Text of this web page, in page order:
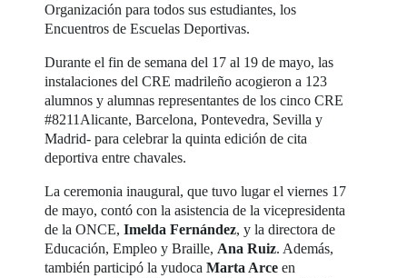
Organización para todos sus estudiantes, los
Encuentros de Escuelas Deportivas.
Durante el fin de semana del 17 al 19 de mayo, las
instalaciones del CRE madrileño acogieron a 123
alumnos y alumnas representantes de los cinco CRE
#8211Alicante, Barcelona, Pontevedra, Sevilla y
Madrid- para celebrar la quinta edición de cita
deportiva entre chavales.
La ceremonia inaugural, que tuvo lugar el viernes 17
de mayo, contó con la asistencia de la vicepresidenta
de la ONCE,Imelda Fernández, y la directora de
Educación, Empleo y Braille,Ana Ruiz. Además,
también participó la yudocaMarta Arce en